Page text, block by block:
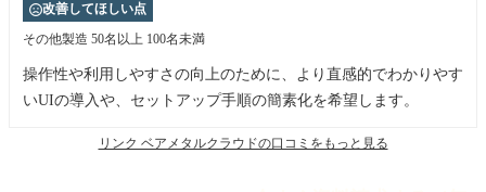
改善してほしい点
その他製造 50名以上 100名未満
操作性や利用しやすさの向上のために、より直感的でわかりやす
いUIの導入や、セットアップ手順の簡素化を希望します。
リンク ベアメタルクラウドの口コミをもっと見る